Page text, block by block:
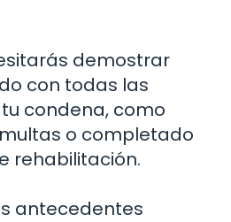
demostrar
con todas las
condena, como
o completado
rehabilitación.
antecedentes